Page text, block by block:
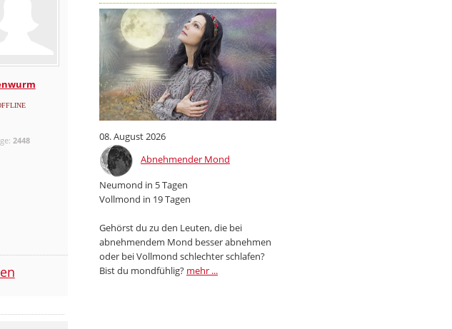
08. August 2026
Abnehmender Mond
Neumond in 5 Tagen
Vollmond in 19 Tagen
Gehörst du zu den Leuten, die bei
abnehmendem Mond besser abnehmen
oder bei Vollmond schlechter schlafen?
Bist du mondfühlig? mehr ...
2448